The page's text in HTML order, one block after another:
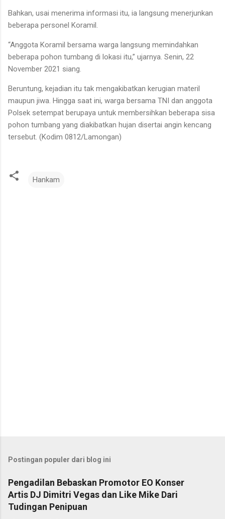
Bahkan, usai menerima informasi itu, ia langsung menerjunkan
beberapa personel Koramil.
“Anggota Koramil bersama warga langsung memindahkan
beberapa pohon tumbang di lokasi itu,” ujarnya. Senin, 22
November 2021 siang.
Beruntung, kejadian itu tak mengakibatkan kerugian materil
maupun jiwa. Hingga saat ini, warga bersama TNI dan anggota
Polsek setempat berupaya untuk membersihkan beberapa sisa
pohon tumbang yang diakibatkan hujan disertai angin kencang
tersebut. (Kodim 0812/Lamongan)
Hankam
Postingan populer dari blog ini
Pengadilan Bebaskan Promotor EO Konser
Artis DJ Dimitri Vegas dan Like Mike Dari
Tudingan Penipuan